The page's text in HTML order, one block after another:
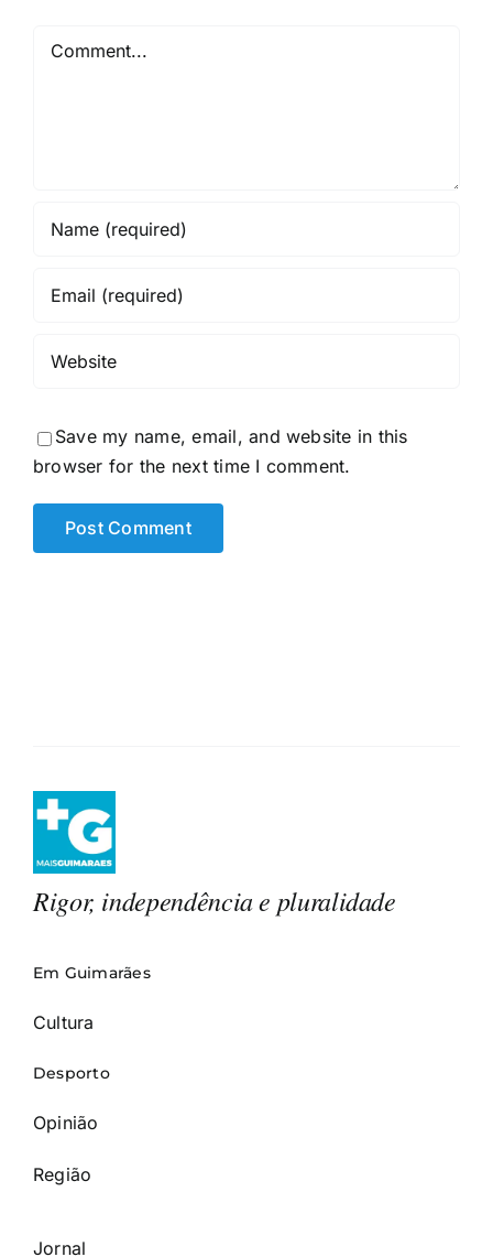
Comment
Save my name, email, and website in this
browser for the next time I comment.
Rigor, independência e pluralidade
Em Guimarães
Cultura
Desporto
Opinião
Região
Jornal